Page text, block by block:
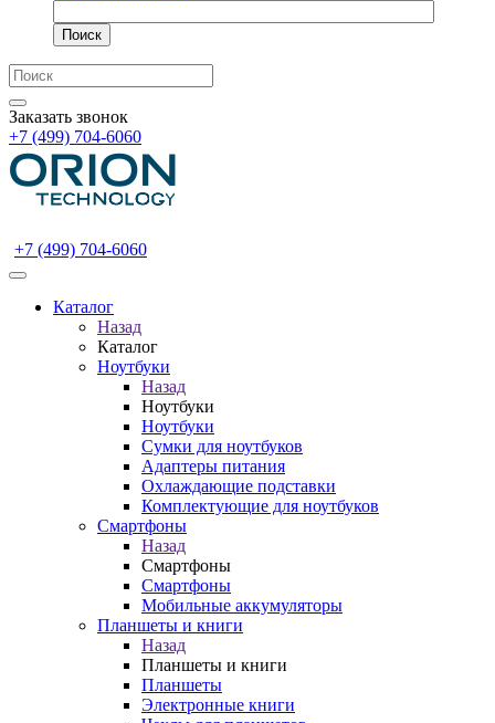
Поиск
Заказать звонок
+7 (499) 704-6060
+7 (499) 704-6060
Каталог
Назад
Каталог
Ноутбуки
Назад
Ноутбуки
Ноутбуки
Сумки для ноутбуков
Адаптеры питания
Охлаждающие подставки
Комплектующие для ноутбуков
Смартфоны
Назад
Смартфоны
Смартфоны
Мобильные аккумуляторы
Планшеты и книги
Назад
Планшеты и книги
Планшеты
Электронные книги